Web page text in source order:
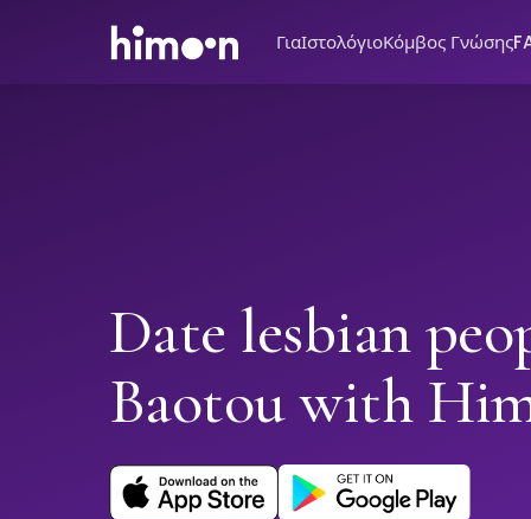
ΓιαΙστολόγιοΚόμβος Γνώσης
Date lesbian
Baotou with